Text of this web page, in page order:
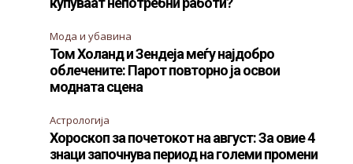
Мода и убавина
Том Холанд и Зендеја меѓу најдобро
облечените: Парот повторно ја освои
модната сцена
Астрологија
Хороскоп за почетокот на август: За овие 4
знаци започнува период на големи промени